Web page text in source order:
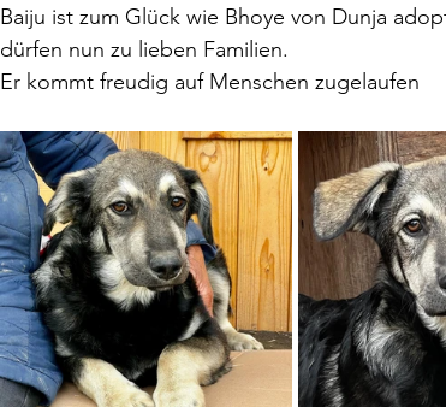
Baiju ist zum Glück wie Bhoye von Dunja
dürfen nun zu lieben Familien.
Er kommt freudig auf Menschen zugelaufen